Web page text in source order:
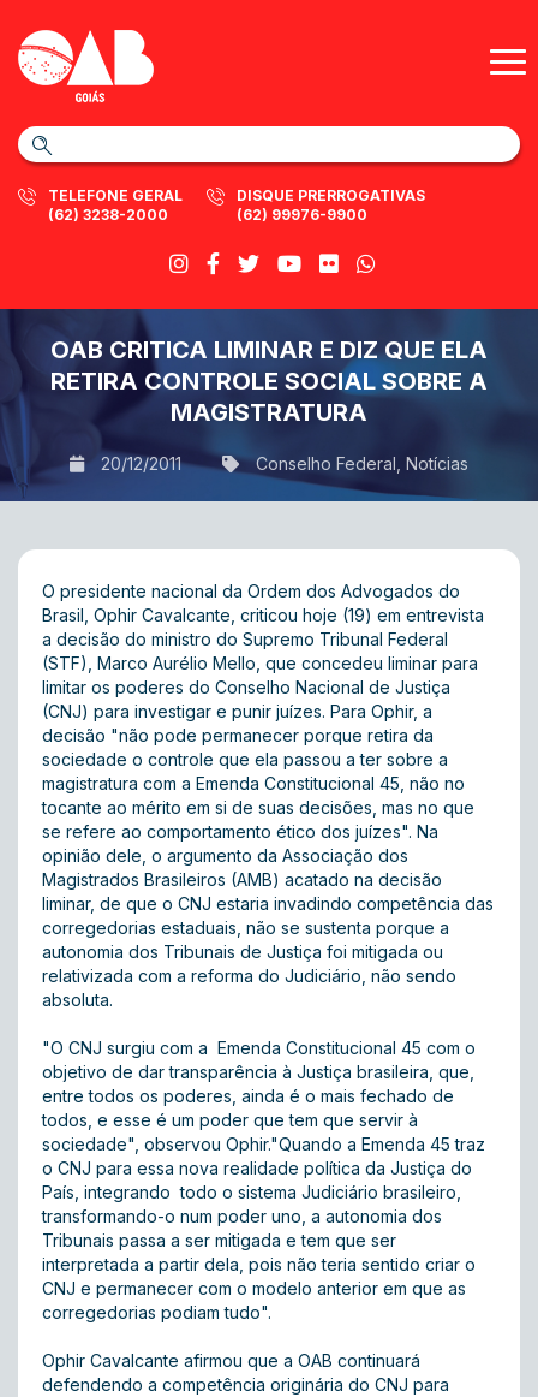
TELEFONE GERAL
(62) 3238-2000
DISQUE PRERROGATIVAS
(62) 99976-9900
OAB CRITICA LIMINAR E DIZ QUE ELA
RETIRA CONTROLE SOCIAL SOBRE A
MAGISTRATURA
20/12/2011 Conselho Federal Notícias
O presidente nacional da Ordem dos Advogados do
Brasil, Ophir Cavalcante, criticou hoje (19) em entrevista
a decisão do ministro do Supremo Tribunal Federal
(STF), Marco Aurélio Mello, que concedeu liminar para
limitar os poderes do Conselho Nacional de Justiça
(CNJ) para investigar e punir juízes. Para Ophir, a
decisão "não pode permanecer porque retira da
sociedade o controle que ela passou a ter sobre a
magistratura com a Emenda Constitucional 45, não no
tocante ao mérito em si de suas decisões, mas no que
se refere ao comportamento ético dos juízes". Na
opinião dele, o argumento da Associação dos
Magistrados Brasileiros (AMB) acatado na decisão
liminar, de que o CNJ estaria invadindo competência das
corregedorias estaduais, não se sustenta porque a
autonomia dos Tribunais de Justiça foi mitigada ou
relativizada com a reforma do Judiciário, não sendo
absoluta.
"O CNJ surgiu com a Emenda Constitucional 45 com o
objetivo de dar transparência à Justiça brasileira, que,
entre todos os poderes, ainda é o mais fechado de
todos, e esse é um poder que tem que servir à
sociedade", observou Ophir."Quando a Emenda 45 traz
o CNJ para essa nova realidade política da Justiça do
País, integrando todo o sistema Judiciário brasileiro,
transformando-o num poder uno, a autonomia dos
Tribunais passa a ser mitigada e tem que ser
interpretada a partir dela, pois não teria sentido criar o
CNJ e permanecer com o modelo anterior em que as
corregedorias podiam tudo".
Ophir Cavalcante afirmou que a OAB continuará
defendendo a competência originária do CNJ para